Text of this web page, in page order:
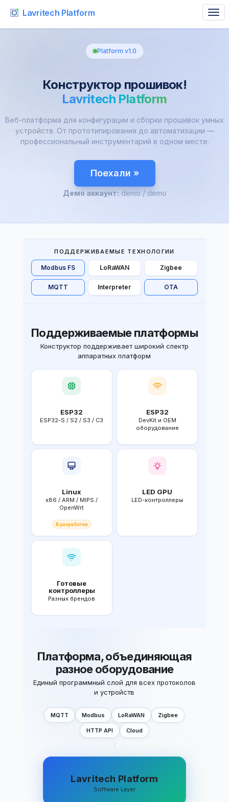
Lavritech Platform
Platform v1.0
Конструктор прошивок!
Lavritech Platform
Веб-платформа для конфигурации и сборки прошивок умных
устройств. От прототипирования до автоматизации —
профессиональный инструментарий в одном месте.
Поехали »
Демо аккаунт:demo / demo
ПОДДЕРЖИВАЕМЫЕ ТЕХНОЛОГИИ
Modbus FS LoRaWAN Zigbee
MQTT Interpreter OTA
Поддерживаемые платформы
Конструктор поддерживает широкий спектр
аппаратных платформ
ESP32
ESP32-S / S2 / S3 / C3
ESP32
DevKit и OEM
оборудование
Linux
x86 / ARM / MIPS /
OpenWrt
В разработке
LED GPU
LED-контроллеры
Готовые
контроллеры
Разных брендов
Платформа, объединяющая
разное оборудование
Единый программный слой для всех протоколов
и устройств
MQTT Modbus LoRaWAN Zigbee
HTTP API Cloud
Lavritech Platform
Software Layer